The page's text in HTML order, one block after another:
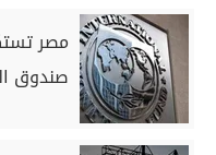
مصر
صندوق